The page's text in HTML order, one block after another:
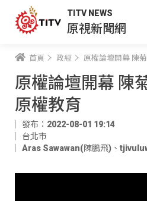
TITV NEWS
原視新聞網
首頁 政經 原權論壇開幕 陳
原權論壇開幕 陳
原權教育
發布：2022-08-01 19:14
台北市
Aras Sawawan(陳鵬飛) 、